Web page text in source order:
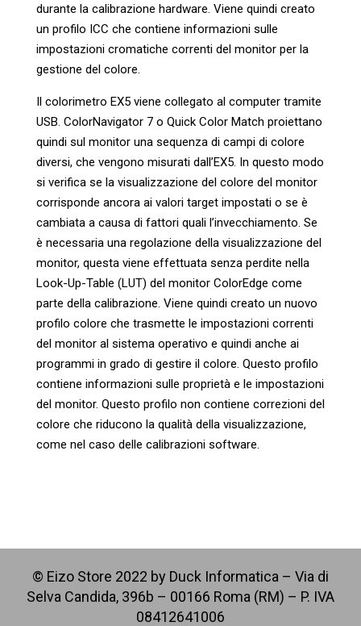
durante la calibrazione hardware. Viene quindi creato
un profilo ICC che contiene informazioni sulle
impostazioni cromatiche correnti del monitor per la
gestione del colore.
Il colorimetro EX5 viene collegato al computer tramite
USB. ColorNavigator 7 o Quick Color Match proiettano
quindi sul monitor una sequenza di campi di colore
diversi, che vengono misurati dall’EX5. In questo modo
si verifica se la visualizzazione del colore del monitor
corrisponde ancora ai valori target impostati o se è
cambiata a causa di fattori quali l’invecchiamento. Se
è necessaria una regolazione della visualizzazione del
monitor, questa viene effettuata senza perdite nella
Look-Up-Table (LUT) del monitor ColorEdge come
parte della calibrazione. Viene quindi creato un nuovo
profilo colore che trasmette le impostazioni correnti
del monitor al sistema operativo e quindi anche ai
programmi in grado di gestire il colore. Questo profilo
contiene informazioni sulle proprietà e le impostazioni
del monitor. Questo profilo non contiene correzioni del
colore che riducono la qualità della visualizzazione,
come nel caso delle calibrazioni software.
© Eizo Store 2022 by Duck Informatica – Via di
Selva Candida, 396b – 00166 Roma (RM) – P. IVA
08412641006